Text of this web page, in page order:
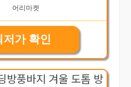
저가 확인
방풍바지 겨울 도톰 방